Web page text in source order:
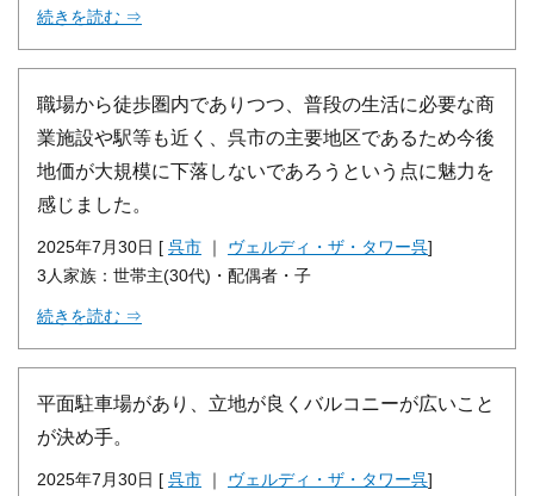
続きを読む ⇒
職場から徒歩圏内でありつつ、普段の生活に必要な商
業施設や駅等も近く、呉市の主要地区であるため今後
地価が大規模に下落しないであろうという点に魅力を
感じました。
2025年7月30日 [ 呉市 ｜ ヴェルディ・ザ・タワー呉]
3人家族：世帯主(30代)・配偶者・子
続きを読む ⇒
平面駐車場があり、立地が良くバルコニーが広いこと
が決め手。
2025年7月30日 [ 呉市 ｜ ヴェルディ・ザ・タワー呉]